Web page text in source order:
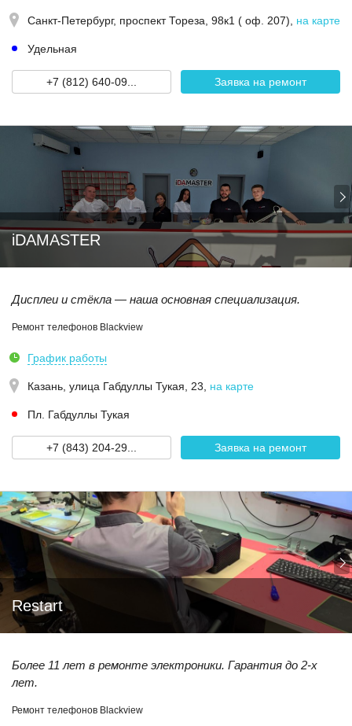
Санкт-Петербург, проспект Тореза, 98к1 ( оф. 207) на карте
Удельная
+7 (812) 640-09... Заявка на ремонт
iDAMASTER
Дисплеи и стёкла — наша основная специализация.
Ремонт телефонов Blackview
График работы
Казань, улица Габдуллы Тукая, 23 на карте
Пл. Габдуллы Тукая
+7 (843) 204-29... Заявка на ремонт
Restart
Более 11 лет в ремонте электроники. Гарантия до 2-х
лет.
Ремонт телефонов Blackview